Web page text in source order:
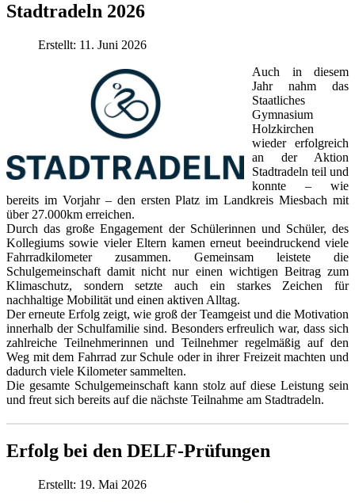
Stadtradeln 2026
Erstellt: 11. Juni 2026
Auch in diesem
Jahr nahm das
Staatliches
Gymnasium
Holzkirchen
wieder erfolgreich
an der Aktion
Stadtradeln teil und
konnte – wie
bereits im Vorjahr – den ersten Platz im Landkreis Miesbach mit
über 27.000km erreichen.
Durch das große Engagement der Schülerinnen und Schüler, des
Kollegiums sowie vieler Eltern kamen erneut beeindruckend viele
Fahrradkilometer zusammen. Gemeinsam leistete die
Schulgemeinschaft damit nicht nur einen wichtigen Beitrag zum
Klimaschutz, sondern setzte auch ein starkes Zeichen für
nachhaltige Mobilität und einen aktiven Alltag.
Der erneute Erfolg zeigt, wie groß der Teamgeist und die Motivation
innerhalb der Schulfamilie sind. Besonders erfreulich war, dass sich
zahlreiche Teilnehmerinnen und Teilnehmer regelmäßig auf den
Weg mit dem Fahrrad zur Schule oder in ihrer Freizeit machten und
dadurch viele Kilometer sammelten.
Die gesamte Schulgemeinschaft kann stolz auf diese Leistung sein
und freut sich bereits auf die nächste Teilnahme am Stadtradeln.
Erfolg bei den DELF-Prüfungen
Erstellt: 19. Mai 2026